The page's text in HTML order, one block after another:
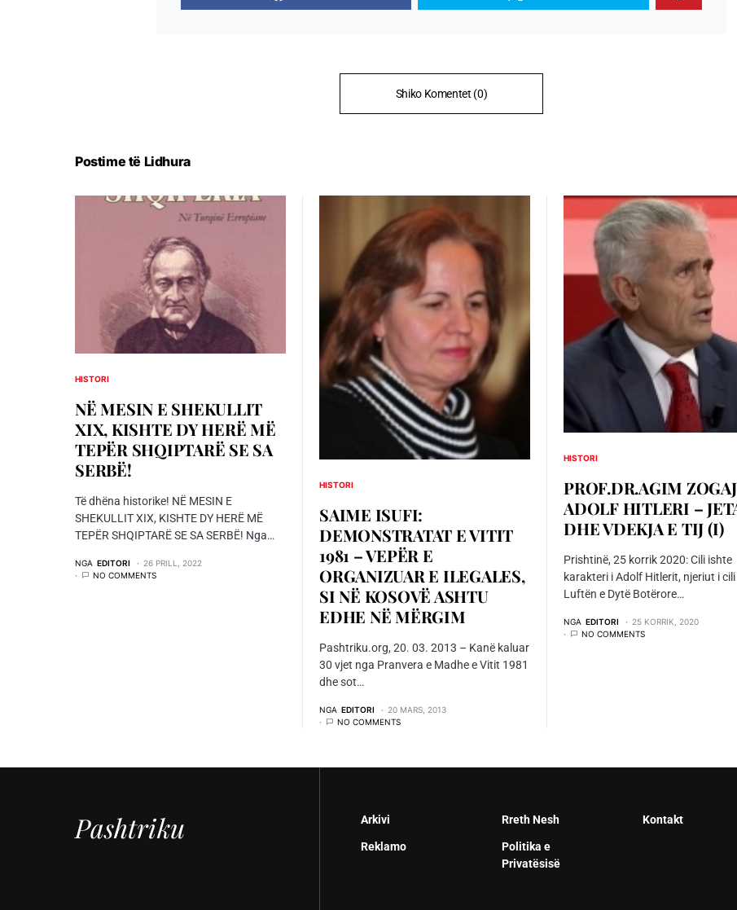
Shiko Komentet (0)
Postime të Lidhura
HISTORI
NË MESIN E SHEKULLIT
XIX, KISHTE DY HERË MË
TEPËR SHQIPTARË SE SA
SERBË!
Të dhëna historike! NË MESIN E
SHEKULLIT XIX, KISHTE DY HERË MË
TEPËR SHQIPTARË SE SA SERBË! Nga…
NGA EDITORI
26 PRILL, 2022
NO COMMENTS
HISTORI
SAIME ISUFI:
DEMONSTRATAT E VITIT
1981 – VEPËR E
ORGANIZUAR E ILEGALES,
SI NË KOSOVË ASHTU
EDHE NË MËRGIM
Pashtriku.org, 20. 03. 2013 – Kanë kaluar
30 vjet nga Pranvera e Madhe e Vitit 1981
dhe sot…
NGA EDITORI
20 MARS, 2013
NO COMMENTS
HISTORI
PROF.DR.AGIM
ADOLF HITLERI –
DHE VDEKJA E TIJ (I)
Prishtinë, 25 korrik 2020: Cili ishte
karakteri i Adolf Hitlerit, njeriut i cili
Luftën e Dytë Botërore…
NGA EDITORI
25 KORRIK, 2020
NO COMMENTS
Pashtriku Arkivi Rreth Nesh Kontakt
Reklamo
Politika e
Privatësisë